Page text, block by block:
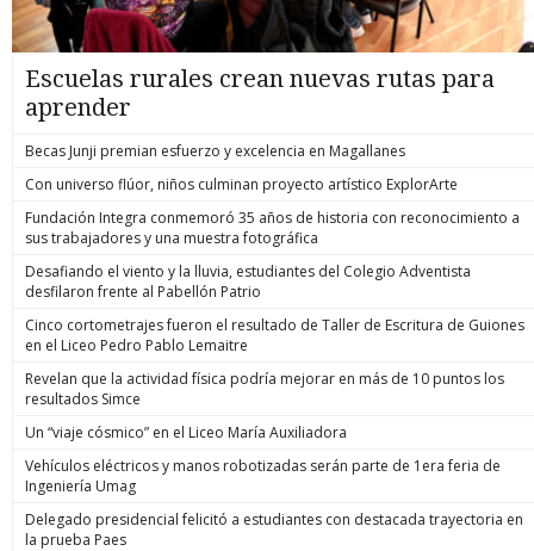
Escuelas rurales crean nuevas rutas para
aprender
Becas Junji premian esfuerzo y excelencia en Magallanes
Con universo flúor, niños culminan proyecto artístico ExplorArte
Fundación Integra conmemoró 35 años de historia con reconocimiento a
sus trabajadores y una muestra fotográfica
Desafiando el viento y la lluvia, estudiantes del Colegio Adventista
desfilaron frente al Pabellón Patrio
Cinco cortometrajes fueron el resultado de Taller de Escritura de Guiones
en el Liceo Pedro Pablo Lemaitre
Revelan que la actividad física podría mejorar en más de 10 puntos los
resultados Simce
Un “viaje cósmico” en el Liceo María Auxiliadora
Vehículos eléctricos y manos robotizadas serán parte de 1era feria de
Ingeniería Umag
Delegado presidencial felicitó a estudiantes con destacada trayectoria en
la prueba Paes